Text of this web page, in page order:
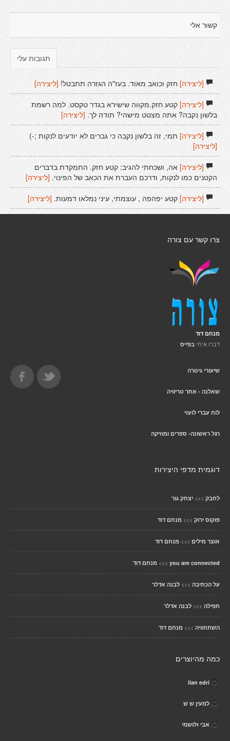
קשור אלי
תגובות עלי
[ליצירה]חזק וכואב מאוד. בעז"ה הגזרה תתבטל! [ליצירה]
[ליצירה]קטע חזק.מקווה שישירא בגדר טקסט. למה רשמת
בלשון נקבה? אתה מצטט מישהי? תודה לך. [ליצירה]
[ליצירה]תמי, זה בלשון נקבה כי גברים לא יודעים לנקות ;-)
[ליצירה]
[ליצירה]אה, ושכחתי להגיב: קטע חזק. התמקדת בדברים
הקטנים כמו לנקות, ודרכם העברת את הכאב של הפינוי.[ליצירה]
[ליצירה]קטע יפהפה , עוצמתי, עיני נמלאו דמעות. [ליצירה]
צרו קשר עם צורה
מנחם דוד
דברו איתי בפייס
שיעורי גיטרה
שאלנה - אתר טריוויה
לוח עברי לועזי
רגל ראשונה- ספרים ומוזיקה
דוגמית מדפי היצירות
לחבק >>> יצחק גור
פוקוס ירוק >>> מנחם דוד
אוצר מילים >>> מנחם דוד
you are connected
>>> מנחם דוד
על הכתיבה >>> לבנה אדלר
תפילה >>> לבנה אדלר
השתחוויה >>> מנחם דוד
כמה מהיוצרים
ilan edri
למעין ש ש
אבי זלושמי